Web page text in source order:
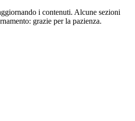
i contenuti. Alcune sezioni
grazie per la pazienza.